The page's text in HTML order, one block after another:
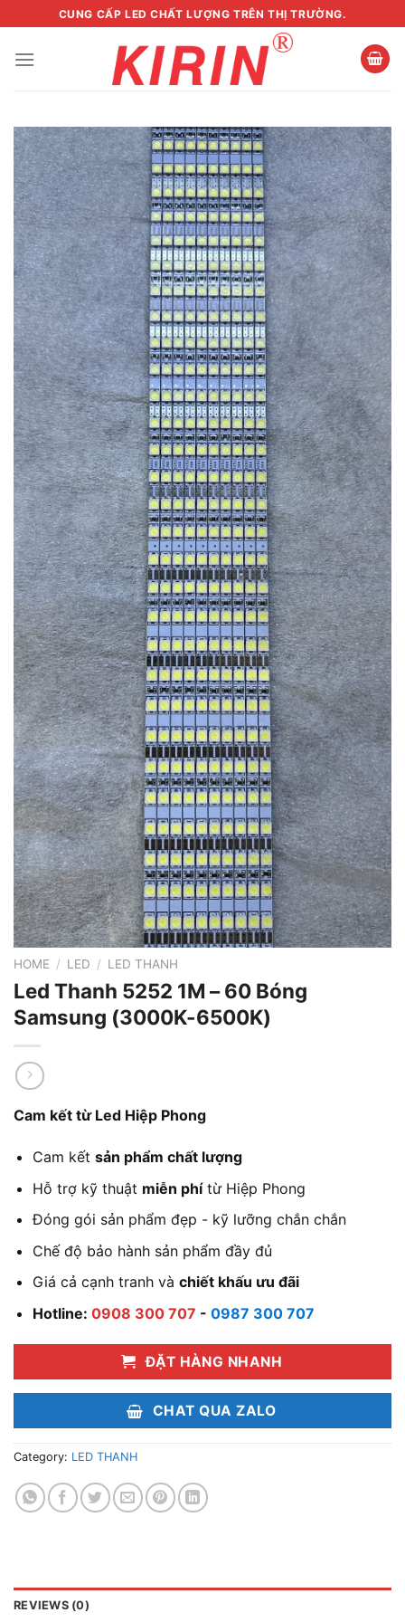
to
content
CUNG CẤP LED CHẤT LƯỢNG TRÊN THỊ TRƯỜNG.
HOME / LED / LED THANH
Led Thanh 5252 1M – 60 Bóng
Samsung (3000K-6500K)
Cam kết từ Led Hiệp Phong
Cam kết sản phẩm chất lượng
Hỗ trợ kỹ thuật miễn phítừ Hiệp Phong
Đóng gói sản phẩm đẹp - kỹ lưỡng chắn chắn
Chế độ bảo hành sản phẩm đầy đủ
Giá cả cạnh tranh và chiết khấu ưu đãi
Hotline: 0908 300 707 - 0987 300 707
ĐẶT HÀNG NHANH
CHAT QUA ZALO
Category: LED THANH
REVIEWS (0)